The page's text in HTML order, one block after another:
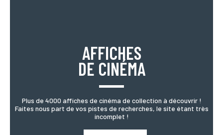
AFFICHES
DE CINÉMA
Plus de 4000 affiches de cinéma de collection à découvrir !
Faites nous part de vos pistes de recherches, le site étant très
incomplet !